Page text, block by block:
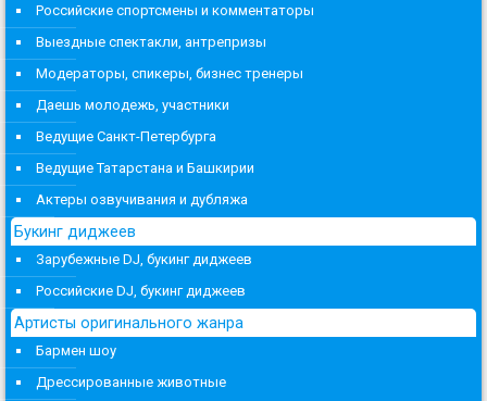
Российские спортсмены и комментаторы
Выездные спектакли, антрепризы
Модераторы, спикеры, бизнес тренеры
Даешь молодежь, участники
Ведущие Санкт-Петербурга
Ведущие Татарстана и Башкирии
Актеры озвучивания и дубляжа
Букинг диджеев
Зарубежные DJ, букинг диджеев
Российские DJ, букинг диджеев
Артисты оригинального жанра
Бармен шоу
Дрессированные животные